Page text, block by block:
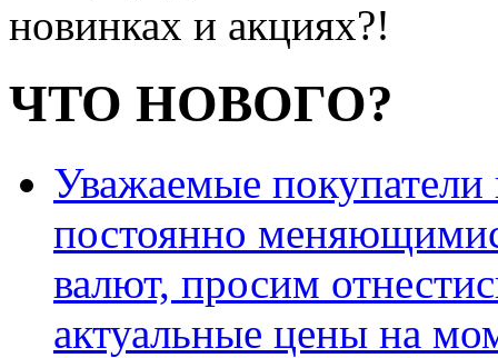
новинках и акциях?!
ЧТО НОВОГО?
Уважаемые
постоянно
валют, просим
актуальные цены на